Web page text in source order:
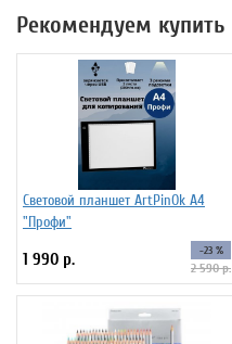
Рекомендуем купить
Световой планшет ArtPinOk А4
"Профи"
1 990 р. -23 %
2 590 р.